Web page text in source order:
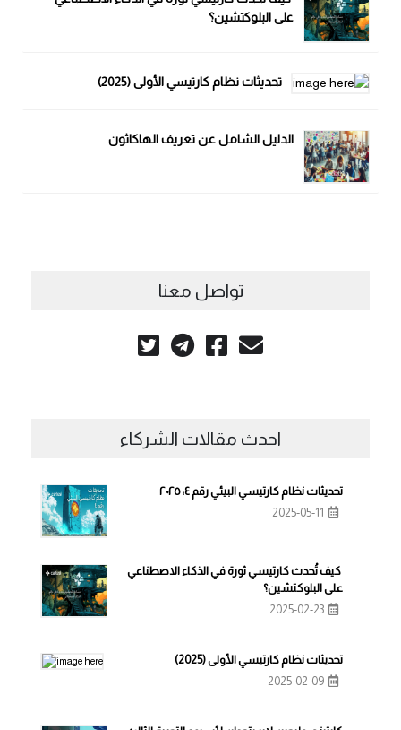
على البلوكتشين؟
تحديثات نظام كارتيسي الأولى (2025)
الدليل الشامل عن تعريف الهاكاثون
تواصل معنا
احدث مقالات الشركاء
تحديثات نظام كارتيسي البيئي رقم ٤، ٢٠٢٥
2025-05-11
كيف تُحدث كارتيسي ثورة في الذكاء الاصطناعي
على البلوكتشين؟
2025-02-23
تحديثات نظام كارتيسي الأولى (2025)
2025-02-09